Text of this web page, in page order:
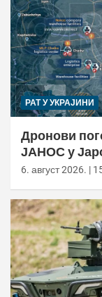
РАТ У УКРАЈИНИ
Дронови
ЈАНОС у
6. август 2026. |